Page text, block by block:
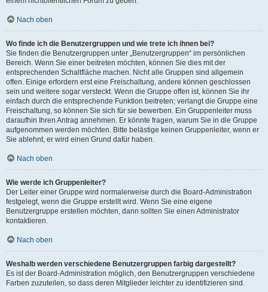
Nach oben
Wo finde ich die Benutzergruppen und wie trete ich ihnen bei?
Sie finden die Benutzergruppen unter „Benutzergruppen“ im persönlichen
Bereich. Wenn Sie einer beitreten möchten, können Sie dies mit der
entsprechenden Schaltfläche machen. Nicht alle Gruppen sind allgemein
offen. Einige erfordern erst eine Freischaltung, andere können geschlossen
sein und weitere sogar versteckt. Wenn die Gruppe offen ist, können Sie ihr
einfach durch die entsprechende Funktion beitreten; verlangt die Gruppe eine
Freischaltung, so können Sie sich für sie bewerben. Ein Gruppenleiter muss
daraufhin Ihren Antrag annehmen. Er könnte fragen, warum Sie in die Gruppe
aufgenommen werden möchten. Bitte belästige keinen Gruppenleiter, wenn er
Sie ablehnt, er wird einen Grund dafür haben.
Nach oben
Wie werde ich Gruppenleiter?
Der Leiter einer Gruppe wird normalerweise durch die Board-Administration
festgelegt, wenn die Gruppe erstellt wird. Wenn Sie eine eigene
Benutzergruppe erstellen möchten, dann sollten Sie einen Administrator
kontaktieren.
Nach oben
Weshalb werden verschiedene Benutzergruppen farbig dargestellt?
Es ist der Board-Administration möglich, den Benutzergruppen verschiedene
Farben zuzuteilen, so dass deren Mitglieder leichter zu identifizieren sind.